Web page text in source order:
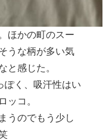
ほかの町のスー
うな柄が多い気
と感じた。
ぽく、吸汗性はい
ッコ。
うのでもう少し